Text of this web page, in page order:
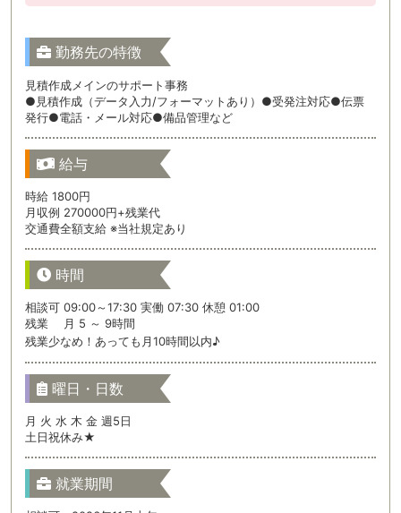
勤務先の特徴
見積作成メインのサポート事務
●見積作成（データ入力/フォーマットあり）●受発注対応●伝票
発行●電話・メール対応●備品管理など
給与
時給 1800円
月収例 270000円+残業代
交通費全額支給 ※当社規定あり
時間
相談可 09:00～17:30 実働 07:30 休憩 01:00
残業 月 5 ～ 9時間
残業少なめ！あっても月10時間以内♪
曜日・日数
月 火 水 木 金 週5日
土日祝休み★
就業期間